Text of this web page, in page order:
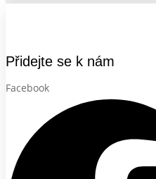
Přidejte se k nám
Facebook